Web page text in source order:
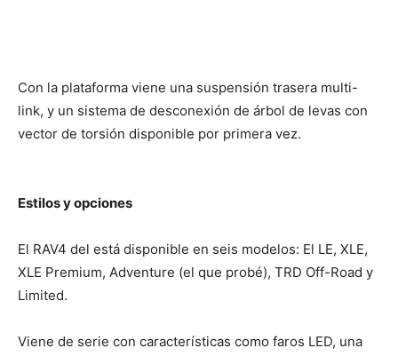
Con la plataforma viene una suspensión trasera multi-
link, y un sistema de desconexión de árbol de levas con
vector de torsión disponible por primera vez.
Estilos y opciones
El RAV4 del está disponible en seis modelos: El LE, XLE,
XLE Premium, Adventure (el que probé), TRD Off-Road y
Limited.
Viene de serie con características como faros LED, una